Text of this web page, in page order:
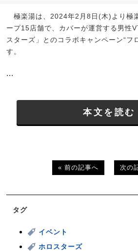
極楽湯は、2024年2月8日(木)より極
ープ15店舗で、カバーが運営する男性
スターズ」とのコラボキャンペーン“フ
す。
...
本文を読む
« 前の記事へ 次の
タグ
イベント
ホロスターズ